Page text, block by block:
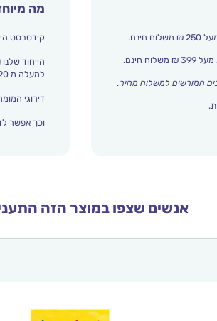
המורשים למשלוח מהיר.
מה
קידסבסט
הייחוד
למעלה מ 20 מומחים מתחומי החינוך והתפתחות הילד מדרגים אצלנו כל הזמן את עולם הילדים.
דירוגי
וכך אפשר
אנשים שצפו במוצר הזה